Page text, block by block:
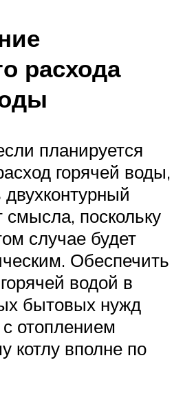
расхода
планируется
горячей воды,
двухконтурный
смысла, поскольку
случае будет
Обеспечить
водой в
бытовых нужд
отоплением
котлу вполне по